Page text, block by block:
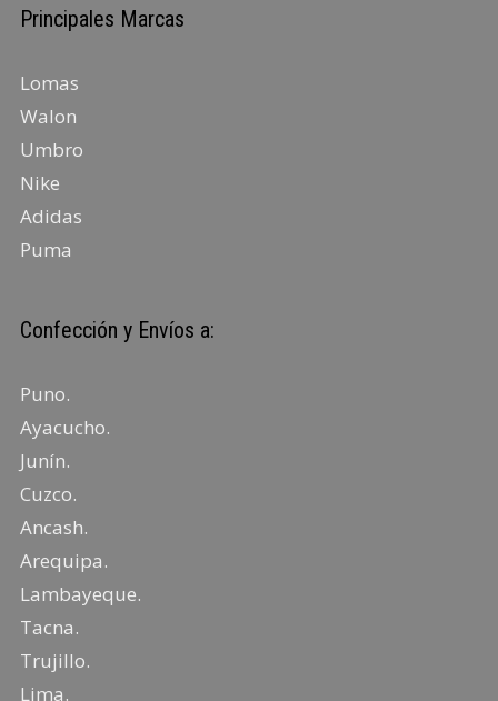
Principales Marcas
Lomas
Walon
Umbro
Nike
Adidas
Puma
Confección y Envíos a:
Puno.
Ayacucho.
Junín.
Cuzco.
Ancash.
Arequipa.
Lambayeque.
Tacna.
Trujillo.
Lima.